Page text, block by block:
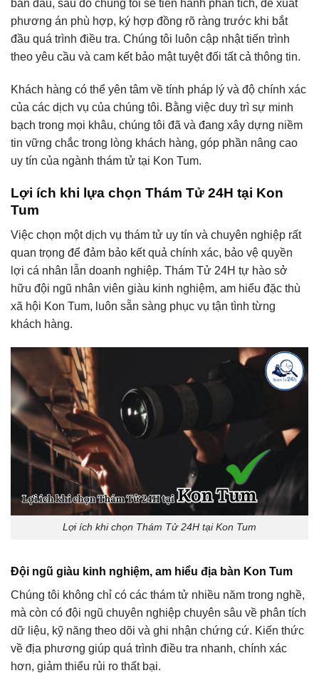
ban đầu, sau đó chúng tôi sẽ tiến hành phân tích, đề xuất
phương án phù hợp, ký hợp đồng rõ ràng trước khi bắt
đầu quá trình điều tra. Chúng tôi luôn cập nhật tiến trình
theo yêu cầu và cam kết bảo mật tuyệt đối tất cả thông tin.
Khách hàng có thể yên tâm về tính pháp lý và độ chính xác
của các dịch vụ của chúng tôi. Bằng việc duy trì sự minh
bạch trong mọi khâu, chúng tôi đã và đang xây dựng niềm
tin vững chắc trong lòng khách hàng, góp phần nâng cao
uy tín của ngành thám tử tại Kon Tum.
Lợi ích khi lựa chọn Thám Tử 24H tại Kon
Tum
Việc chọn một dịch vụ thám tử uy tín và chuyên nghiệp rất
quan trọng để đảm bảo kết quả chính xác, bảo vệ quyền
lợi cá nhân lẫn doanh nghiệp. Thám Tử 24H tự hào sở
hữu đội ngũ nhân viên giàu kinh nghiệm, am hiểu đặc thù
xã hội Kon Tum, luôn sẵn sàng phục vụ tận tình từng
khách hàng.
Lợi ích khi chọn Thám Tử 24H tại Kon Tum
Đội ngũ giàu kinh nghiệm, am hiểu địa bàn Kon Tum
Chúng tôi không chỉ có các thám tử nhiều năm trong nghề,
mà còn có đội ngũ chuyên nghiệp chuyên sâu về phân tích
dữ liệu, kỹ năng theo dõi và ghi nhận chứng cứ. Kiến thức
về địa phương giúp quá trình điều tra nhanh, chính xác
hơn, giảm thiểu rủi ro thất bại.